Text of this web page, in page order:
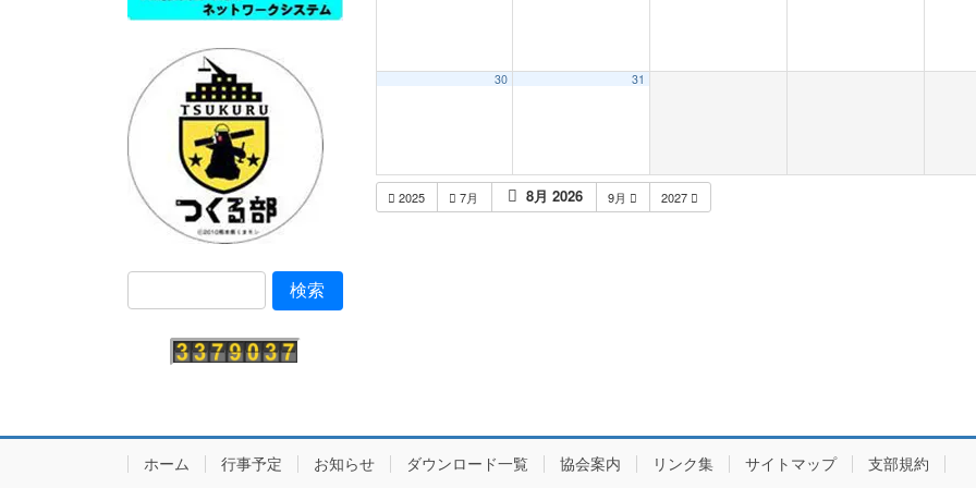
30 31
2025 7月 8月 2026 9月 2027
ホーム 行事予定 お知らせ ダウンロード一覧 協会案内 リンク集 サイトマップ 支部規約